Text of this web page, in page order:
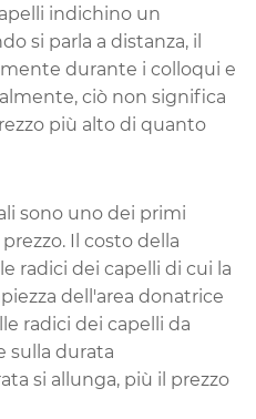
indichino un
si parla a distanza, il
durante i colloqui e
ciò non significa
più alto di quanto
sono uno dei primi
Il costo della
radici dei capelli di cui la
dell'area donatrice
radici dei capelli da
sulla durata
si allunga, più il prezzo